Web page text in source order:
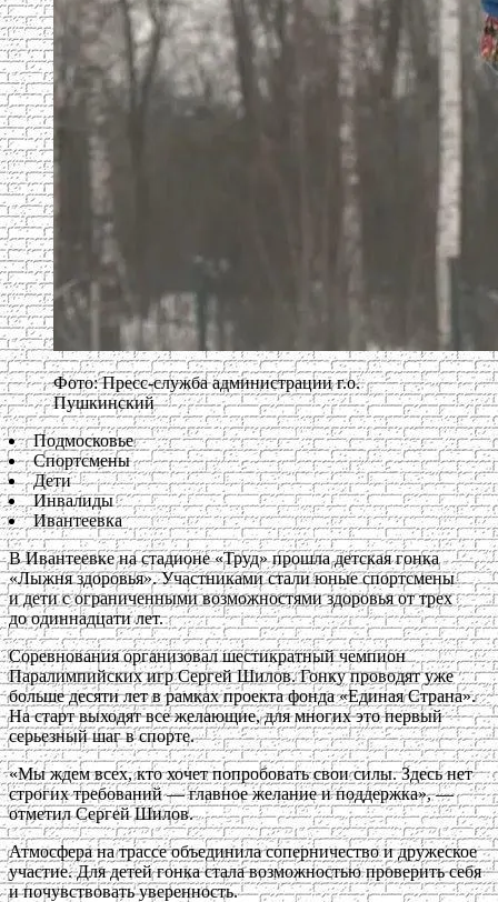
Фото: Пресс-служба администрации г.о.
Пушкинский
Подмосковье
Спортсмены
Дети
Инвалиды
Ивантеевка
В Ивантеевке на стадионе «Труд» прошла детская гонка
«Лыжня здоровья». Участниками стали юные спортсмены
и дети с ограниченными возможностями здоровья от трех
до одиннадцати лет.
Соревнования организовал шестикратный чемпион
Паралимпийских игр Сергей Шилов. Гонку проводят уже
больше десяти лет в рамках проекта фонда «Единая Страна».
На старт выходят все желающие, для многих это первый
серьезный шаг в спорте.
«Мы ждем всех, кто хочет попробовать свои силы. Здесь нет
строгих требований — главное желание и поддержка», —
отметил Сергей Шилов.
Атмосфера на трассе объединила соперничество и дружеское
участие. Для детей гонка стала возможностью проверить себя
и почувствовать уверенность.